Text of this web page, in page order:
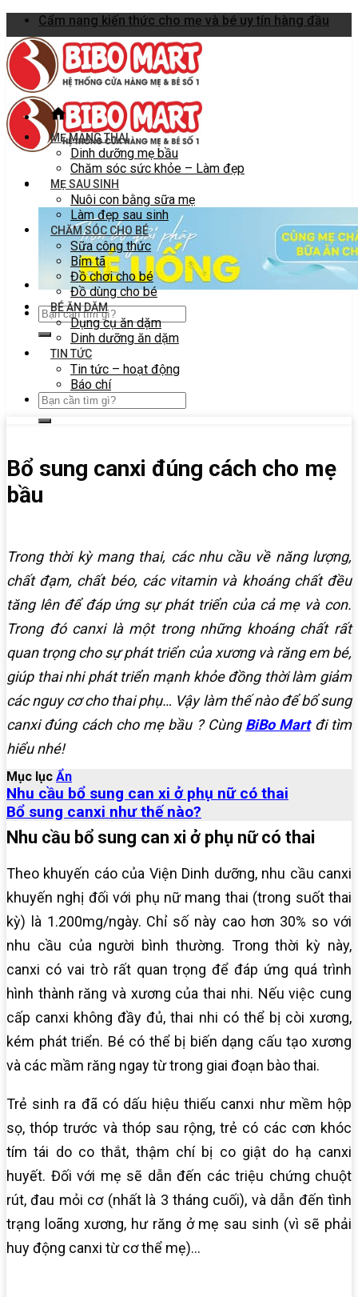
Skip
to
content
Cẩm nang kiến thức cho mẹ và bé uy tín hàng đầu
MẸ MANG THAI
Dinh dưỡng mẹ bầu
Chăm sóc sức khỏe – Làm đẹp
MẸ SAU SINH
Nuôi con bằng sữa mẹ
Làm đẹp sau sinh
CHĂM SÓC CHO BÉ
Sữa công thức
Bỉm tã
Đồ chơi cho bé
Đồ dùng cho bé
BÉ ĂN DẶM
Dụng cụ ăn dặm
Dinh dưỡng ăn dặm
TIN TỨC
Tin tức – hoạt động
Báo chí
Bổ sung canxi đúng cách cho mẹ
bầu
Trong thời kỳ mang thai, các nhu cầu về năng lượng,
chất đạm, chất béo, các vitamin và khoáng chất đều
tăng lên để đáp ứng sự phát triển của cả mẹ và con.
Trong đó canxi là một trong những khoáng chất rất
quan trọng cho sự phát triển của xương và răng em bé,
giúp thai nhi phát triển mạnh khỏe đồng thời làm giảm
các nguy cơ cho thai phụ… Vậy làm thế nào để bổ sung
canxi đúng cách cho mẹ bầu ? CùngBiBo Martđi tìm
hiểu nhé!
Mục lục Ẩn
Nhu cầu bổ sung can xi ở phụ nữ có thai
Bổ sung canxi như thế nào?
Nhu cầu bổ sung can xi ở phụ nữ có thai
Theo khuyến cáo của Viện Dinh dưỡng, nhu cầu canxi
khuyến nghị đối với phụ nữ mang thai (trong suốt thai
kỳ) là 1.200mg/ngày. Chỉ số này cao hơn 30% so với
nhu cầu của người bình thường. Trong thời kỳ này,
canxi có vai trò rất quan trọng để đáp ứng quá trình
hình thành răng và xương của thai nhi. Nếu việc cung
cấp canxi không đầy đủ, thai nhi có thể bị còi xương,
kém phát triển. Bé có thể bị biến dạng cấu tạo xương
và các mầm răng ngay từ trong giai đoạn bào thai.
Trẻ sinh ra đã có dấu hiệu thiếu canxi như mềm hộp
sọ, thóp trước và thóp sau rộng, trẻ có các cơn khóc
tím tái do co thắt, thậm chí bị co giật do hạ canxi
huyết. Đối với mẹ sẽ dẫn đến các triệu chứng chuột
rút, đau mỏi cơ (nhất là 3 tháng cuối), và dẫn đến tình
trạng loãng xương, hư răng ở mẹ sau sinh (vì sẽ phải
huy động canxi từ cơ thể mẹ)…